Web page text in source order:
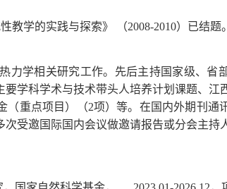
教学的实践与探索》 （2008-2010）已结题。
力学相关研究工作。先后主持国家级、省
学科学术与技术带头人培养计划课题、江
重点项目）（2项）等。在国内外期刊通
受邀国际国内会议做邀请报告或分会主持